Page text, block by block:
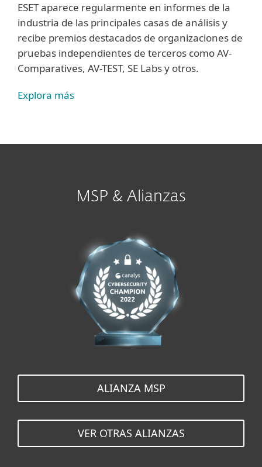
ESET aparece regularmente en informes de la
industria de las principales casas de análisis y
recibe premios destacados de organizaciones de
pruebas independientes de terceros como AV-
Comparatives, AV-TEST, SE Labs y otros.
Explora más
MSP & Alianzas
ALIANZA MSP
VER OTRAS ALIANZAS